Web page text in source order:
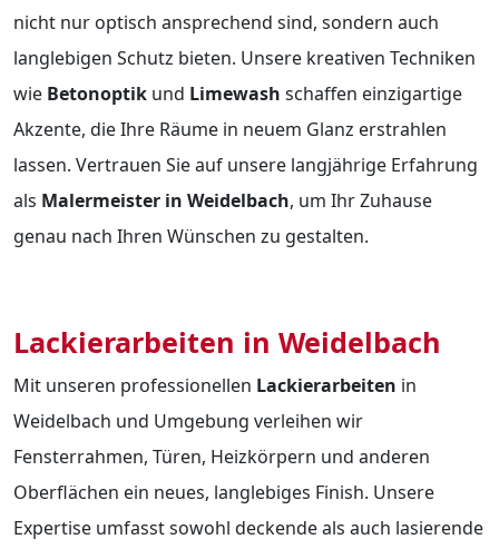
nicht nur optisch ansprechend sind, sondern auch
langlebigen Schutz bieten. Unsere kreativen Techniken
wie Betonoptik und Limewash schaffen einzigartige
Akzente, die Ihre Räume in neuem Glanz erstrahlen
lassen. Vertrauen Sie auf unsere langjährige Erfahrung
als Malermeister in Weidelbach, um Ihr Zuhause
genau nach Ihren Wünschen zu gestalten.
Lackierarbeiten in Weidelbach
Mit unseren professionellen Lackierarbeiten in
Weidelbach und Umgebung verleihen wir
Fensterrahmen, Türen, Heizkörpern und anderen
Oberflächen ein neues, langlebiges Finish. Unsere
Expertise umfasst sowohl deckende als auch lasierende